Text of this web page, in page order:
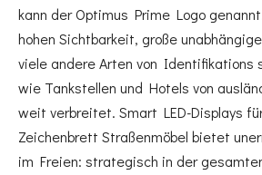
kann der Optimus Prime Logo
hohen Sichtbarkeit, große
viele andere Arten von Identifikations
wie Tankstellen und Hotels von
weit verbreitet. Smart LED-Displays
Zeichenbrett Straßenmöbel bietet
im Freien: strategisch in der